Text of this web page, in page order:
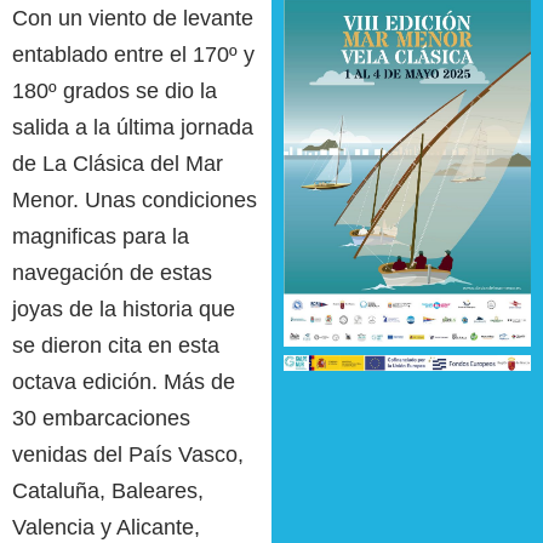
Con un viento de levante
entablado entre el 170º y
180º grados se dio la
salida a la última jornada
de La Clásica del Mar
Menor. Unas condiciones
magnificas para la
navegación de estas
joyas de la historia que
se dieron cita en esta
octava edición. Más de
30 embarcaciones
venidas del País Vasco,
Cataluña, Baleares,
Valencia y Alicante,